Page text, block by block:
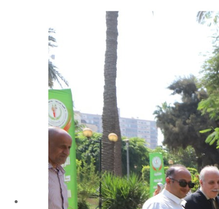
الإدارة
كلمة عميد الكلية
رؤساء الأقسام العلمية
الهيكل التنظيمى
نبذة تاريخية
تاريخ الكلية
الإدارة الحالية
الخطة الإستراتجية و التنفيذية
ميثاق الأخلاقيات
بحوث فى حقوق الملكية الفكرية
إستراتجية التعليم والتعلم
البريد الإلكترونى لإدارات و مراكز الكلية
خريطة الكلية